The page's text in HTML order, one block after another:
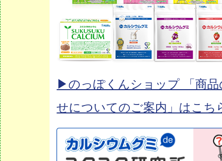
▶︎のっぽくんショップ 「商品
せについてのご案内」はこち